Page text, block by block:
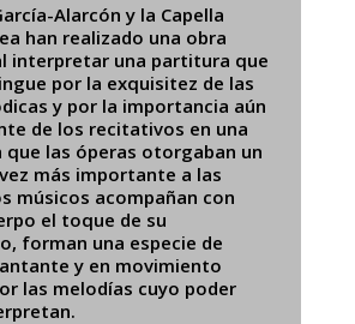
Alarcón y la Capella
han realizado una obra
interpretar una partitura que
por la exquisitez de las
y por la importancia aún
de los recitativos en una
que las óperas otorgaban un
más importante a las
músicos acompañan con
el toque de su
forman una especie de
y en movimiento
las melodías cuyo poder